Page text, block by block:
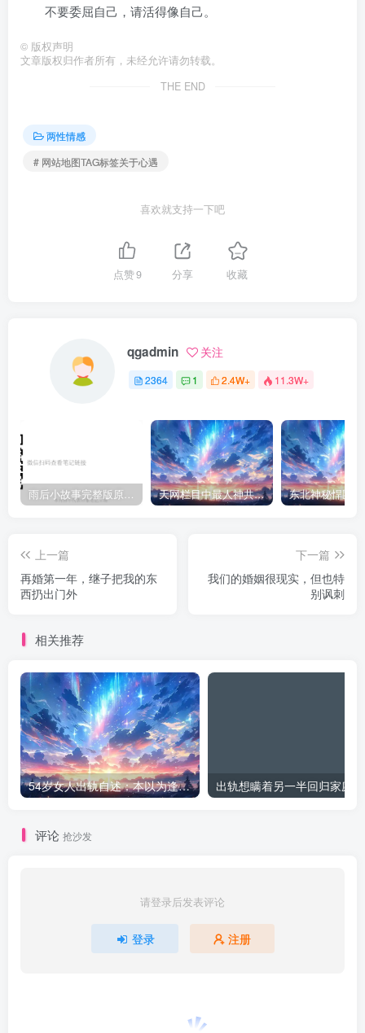
不要委屈自己，请活得像自己。
© 版权声明
文章版权归作者所有，未经允许请勿转载。
THE END
两性情感
# 网站地图TAG标签关于心遇
喜欢就支持一下吧
点赞9 分享 收藏
qgadmin 关注
2364 1 2.4W+ 11.3W+
雨后小故事完整版原片动态图（图+文字解说版） 天网栏目中最人神共愤的一期《消失的夫妻》
上一篇
再婚第一年，继子把我的东
西扔出门外
下一篇
我们的婚姻很现实，但也特
别讽刺
相关推荐
54岁女人出轨自述：本以为逢场作戏
评论 抢沙发
请登录后发表评论
登录 注册